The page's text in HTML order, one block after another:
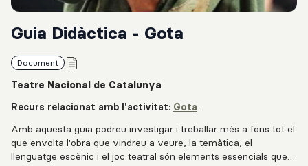
Guia Didàctica - Gota
Document
Teatre Nacional de Catalunya
Recurs relacionat amb l'activitat: Gota .
Amb aquesta guia podreu investigar i treballar més a fons tot el
que envolta l'obra que vindreu a veure, la temàtica, el
llenguatge escènic i el joc teatral són elements essencials que